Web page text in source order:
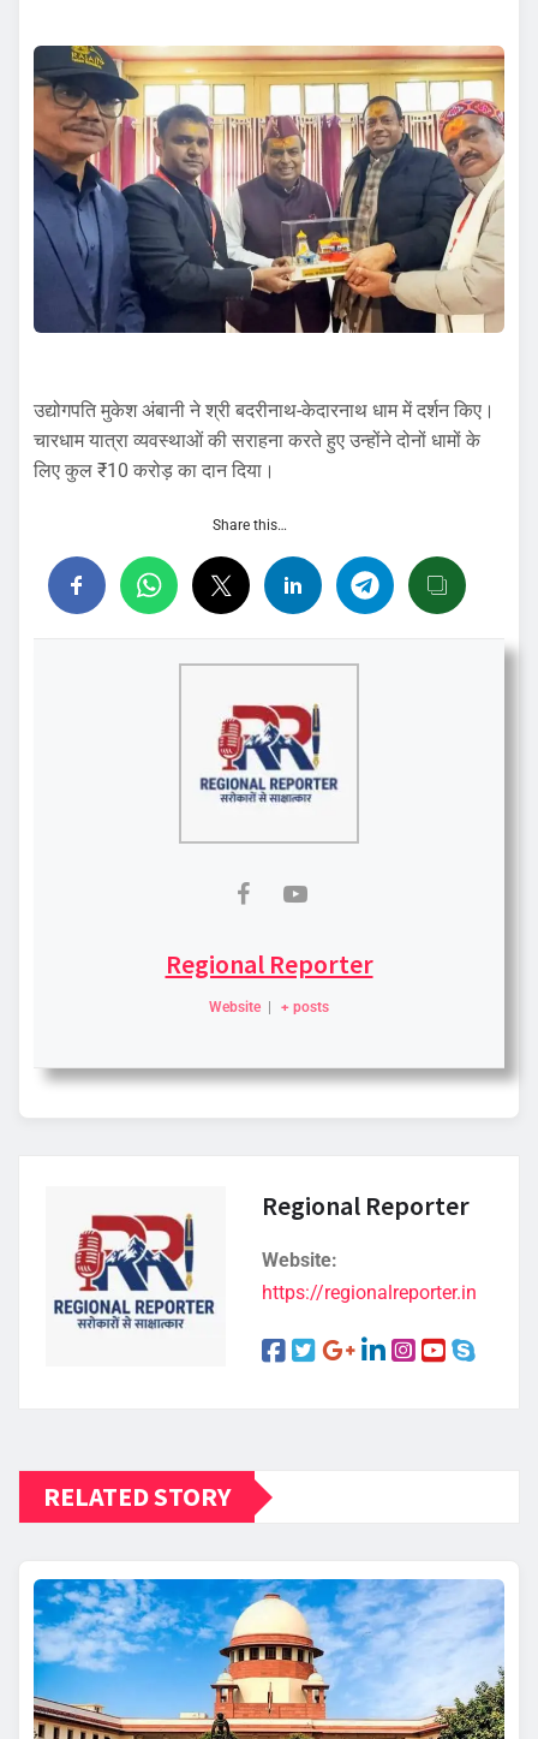
उद्योगपति मुकेश अंबानी ने श्री बदरीनाथ-केदारनाथ धाम में दर्शन किए।
चारधाम यात्रा व्यवस्थाओं की सराहना करते हुए उन्होंने दोनों धामों के
लिए कुल ₹10 करोड़ का दान दिया।
Share this…
Regional Reporter
Website + posts
Regional Reporter
Website:
https://regionalreporter.in
RELATED STORY